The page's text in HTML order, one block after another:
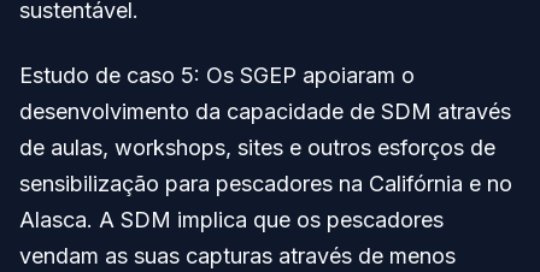
sustentável.
Estudo de caso 5: Os SGEP apoiaram o
desenvolvimento da capacidade de SDM através
de aulas, workshops, sites e outros esforços de
sensibilização para pescadores na Califórnia e no
Alasca. A SDM implica que os pescadores
vendam as suas capturas através de menos